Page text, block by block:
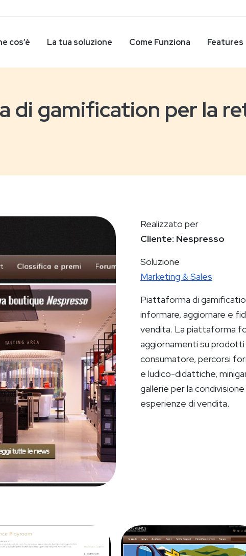
cos’è La tua soluzione Come Funziona Features
di gamification per la
Realizzato per
Cliente: Nespresso
Soluzione
Marketing & Sales
Piattaforma di
informare, aggiornare e
vendita. La piattaforma
aggiornamenti su prodotti
consumatore, percorsi
e ludico-didattiche,
gallerie per la condivisione
esperienze di vendita.